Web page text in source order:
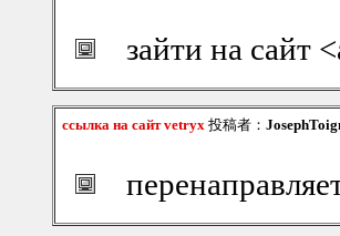
зайти на сайт
ссылка на сайт vetryx 投稿者：